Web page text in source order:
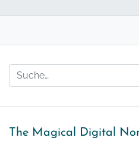
The Magical Digital